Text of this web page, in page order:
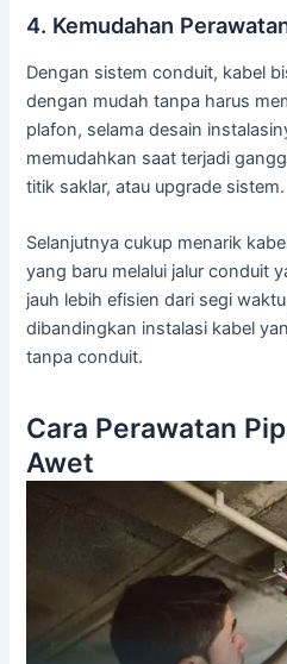
4. Kemudahan
Dengan sistem conduit, kabel
dengan mudah tanpa harus
plafon, selama desain
memudahkan saat terjadi
titik saklar, atau upgrade sistem.
Selanjutnya cukup menarik
yang baru melalui jalur conduit
jauh lebih efisien dari segi
dibandingkan instalasi kabel
tanpa conduit.
Cara Perawatan
Awet